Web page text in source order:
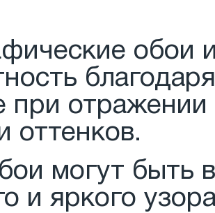
обои
при
оттенков.
могут быть
и яркого